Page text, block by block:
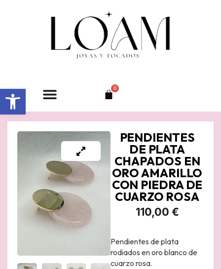
Abrir barra de herramientas 0
Carrito
PENDIENTES
DE PLATA
CHAPADOS EN
ORO AMARILLO
CON PIEDRA DE
CUARZO ROSA
110,00 €
Pendientes de plata
rodiados en oro blanco de
cuarzo rosa.